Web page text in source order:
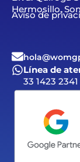
Hermosillo,
Aviso de
Línea de
33 1423 2341